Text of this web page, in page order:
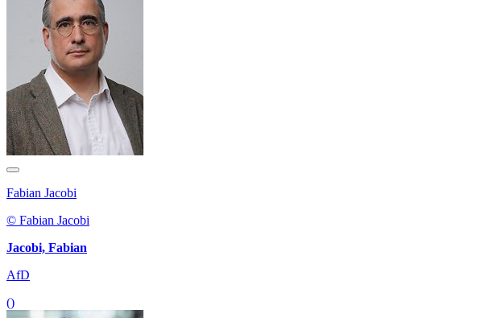
Fabian Jacobi
© Fabian Jacobi
Jacobi, Fabian
AfD
()